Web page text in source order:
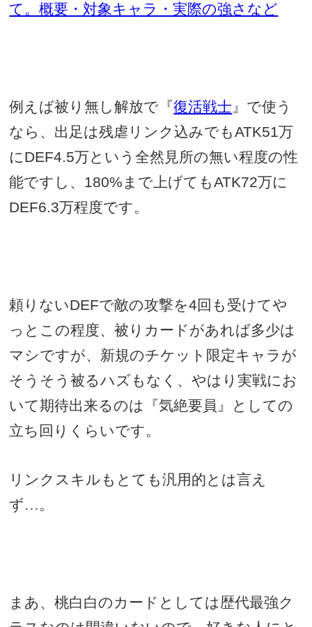
て。概要・対象キャラ・実際の強さなど
例えば被り無し解放で『復活戦士』で使う
なら、出足は残虐リンク込みでもATK51万
にDEF4.5万という全然見所の無い程度の性
能ですし、 180% まで上げてもATK72万に
DEF6.3万程度です。
頼りないDEFで敵の攻撃を4回も受けてや
っとこの程度、被りカードがあれば多少は
マシですが、新規のチケット限定キャラが
そうそう被るハズもなく、やはり実戦にお
いて期待出来るのは『気絶要員』としての
立ち回りくらいです。
リンクスキルもとても汎用的とは言え
ず…。
まあ、桃白白のカードとしては歴代最強ク